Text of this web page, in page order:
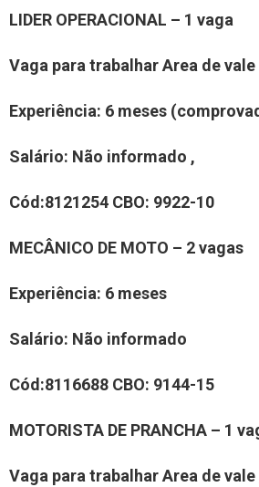
LIDER OPERACIONAL – 1 vaga
Vaga para trabalharArea de vale
Experiência: 6 meses
Salário: Não informado ,
Cód:8121254 CBO: 9922-10
MECÂNICO DE MOTO – 2vagas
Experiência: 6 meses
Salário: Não informado
Cód:8116688 CBO: 9144-15
MOTORISTA DE PRANCHA – 1
Vaga para trabalharArea de